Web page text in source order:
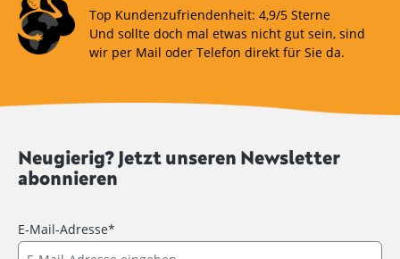
Top Kundenzufriendenheit: 4,9/5 Sterne
Und sollte doch mal etwas nicht gut sein, sind
wir per Mail oder Telefon direkt für Sie da.
Neugierig? Jetzt unseren Newsletter
abonnieren
E-Mail-Adresse*